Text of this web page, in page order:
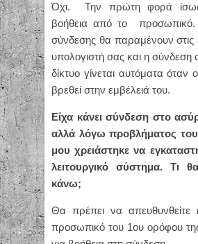
Όχι. Την πρώτη φορά ίσως
βοήθεια από το προσωπικό.
σύνδεσης θα παραμένουν στις
υπολογιστή σας και η σύνδεση
δίκτυο γίνεται αυτόματα όταν
βρεθεί στην εμβέλειά του.
Είχα κάνει σύνδεση στο
αλλά λόγω προβλήματος
μου χρειάστηκε να
λειτουργικό σύστημα. Τι
κάνω;
Θα πρέπει να απευθυνθείτε
προσωπικό του 1ου ορόφου